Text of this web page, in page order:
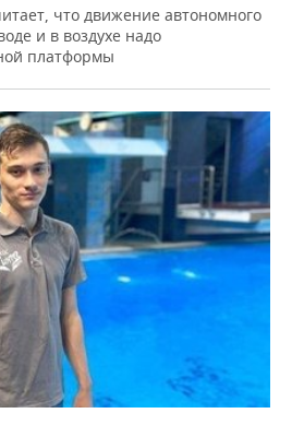
что движение автономного
и в воздухе надо
платформы